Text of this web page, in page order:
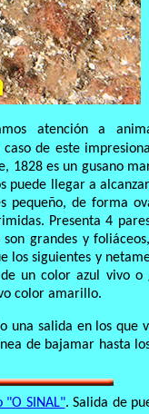
atención a
de este
1828 es un gusano
puede llegar a
pequeño, de forma
Presenta 4
grandes y
los siguientes y
un color azul vivo o
color amarillo.
una salida en los que
de bajamar hasta
"O SINAL". Salida de